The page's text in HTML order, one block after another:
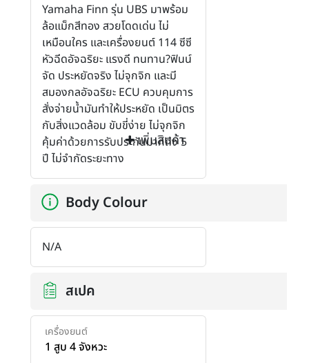
เพิ่มสินค้า
Yamaha Finn รุ่น UBS มาพร้อม
ล้อแม็กสีทอง สวยโดดเด่น ไม่
เหมือนใคร และเครื่องยนต์ 114 ซีซี
หัวฉีดอัจฉริยะ แรงดี ทนทาน?ฟินน์
จัด ประหยัดจริง ไม่จุกจิก และมี
สมองกลอัจฉริยะ ECU ควบคุมการ
สั่งจ่ายน้ำมันทำให้ประหยัด เป็นมิตร
กับสิ่งแวดล้อม ขับขี่ง่าย ไม่จุกจิก
คุ้มค่าด้วยการรับประกันมากถึง 5
ปี ไม่จำกัดระยะทาง
Body Colour
N/A
สเปค
เครื่องยนต์
1 สูบ 4 จังหวะ